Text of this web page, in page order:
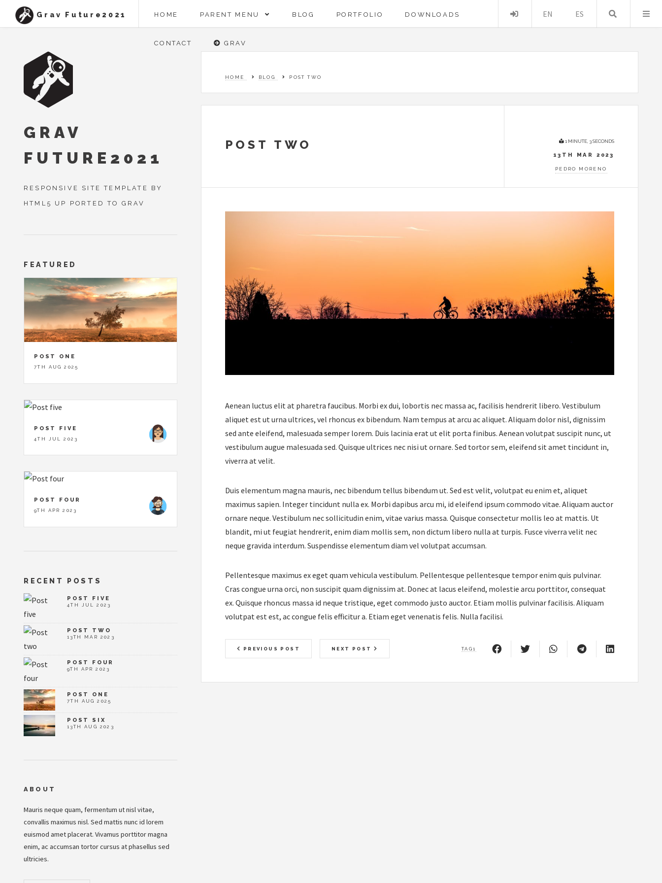
Grav Future2021 HOME PARENT MENU BLOG PORTFOLIO DOWNLOADS
CONTACT GRAV
Login
EN ES Search …
HOME BLOG POST TWO
POST TWO 1 MINUTE, 3 SECONDS
13TH MAR 2023
PEDRO MORENO
Aenean luctus elit at pharetra faucibus. Morbi ex dui, lobortis nec massa ac, facilisis hendrerit libero. Vestibulum
aliquet est ut urna ultrices, vel rhoncus ex bibendum. Nam tempus at arcu ac aliquet. Aliquam dolor nisl, dignissim
sed ante eleifend, malesuada semper lorem. Duis lacinia erat ut elit porta finibus. Aenean volutpat suscipit nunc, ut
vestibulum augue malesuada sed. Quisque ultrices nec nisi ut ornare. Sed tortor sem, eleifend sit amet tincidunt in,
viverra at velit.
Duis elementum magna mauris, nec bibendum tellus bibendum ut. Sed est velit, volutpat eu enim et, aliquet
maximus sapien. Integer tincidunt nulla ex. Morbi dapibus arcu mi, id eleifend ipsum commodo vitae. Aliquam auctor
ornare neque. Vestibulum nec sollicitudin enim, vitae varius massa. Quisque consectetur mollis leo at mattis. Ut
blandit, mi ut feugiat hendrerit, enim diam mollis sem, non dictum libero nulla at turpis. Fusce viverra velit nec
neque gravida interdum. Suspendisse elementum diam vel volutpat accumsan.
Pellentesque maximus ex eget quam vehicula vestibulum. Pellentesque pellentesque tempor enim quis pulvinar.
Cras congue urna orci, non suscipit quam dignissim at. Donec at lacus eleifend, molestie arcu porttitor, consequat
ex. Quisque rhoncus massa id neque tristique, eget commodo justo auctor. Etiam mollis pulvinar facilisis. Aliquam
volutpat est est, ac congue felis efficitur a. Etiam eget venenatis felis. Nulla facilisi.
PREVIOUS POST NEXT POST TAG1
GRAV
FUTURE2021
RESPONSIVE SITE TEMPLATE BY
HTML5 UP PORTED TO GRAV
FEATURED
POST ONE
7TH AUG 2025
POST FIVE
4TH JUL 2023
POST FOUR
9TH APR 2023
RECENT POSTS
POST FIVE
4TH JUL 2023
POST TWO
13TH MAR 2023
POST FOUR
9TH APR 2023
POST ONE
7TH AUG 2025
POST SIX
13TH AUG 2023
ABOUT
Mauris neque quam, fermentum ut nisl vitae,
convallis maximus nisl. Sed mattis nunc id lorem
euismod amet placerat. Vivamus porttitor magna
enim, ac accumsan tortor cursus at phasellus sed
ultricies.